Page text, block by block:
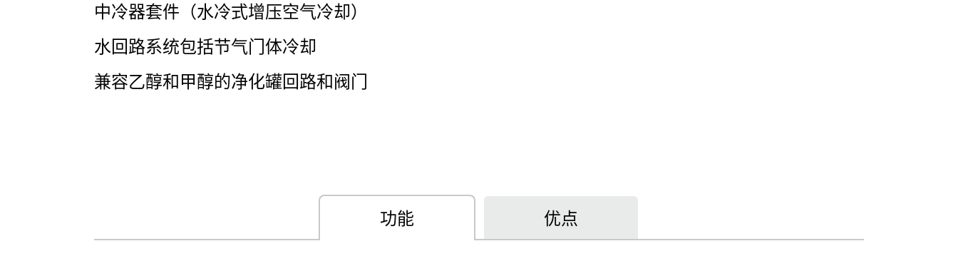
中冷器套件（水冷式增压空气冷却）
水回路系统包括节气门体冷却
兼容乙醇和甲醇的净化罐回路和阀门
功能 优点